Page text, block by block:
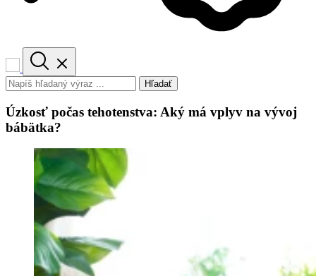
Hľadať
Úzkosť počas tehotenstva: Aký má vplyv na vývoj
bábätka?